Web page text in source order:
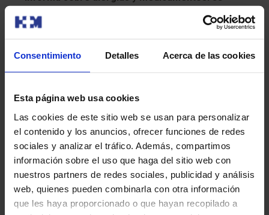
Consentimiento Detalles Acerca de las cookies
Esta página web usa cookies
Las cookies de este sitio web se usan para personalizar
el contenido y los anuncios, ofrecer funciones de redes
sociales y analizar el tráfico. Además, compartimos
información sobre el uso que haga del sitio web con
nuestros partners de redes sociales, publicidad y análisis
web, quienes pueden combinarla con otra información
que les haya proporcionado o que hayan recopilado a
cualquier alergia que tengas y sobre todos los
medicamentos que estás tomando, incluyendo los de
venta libre y los suplementos.
lleve a casa después del procedimiento, ya que no
podrás conducir ni operar maquinaria pesada durante
al menos 24 horas debido a la sedación o la anestesia.
Sigue las instrucciones postoperatorias:
cuidadosamente todas las indicaciones
postoperatorias proporcionadas por tu médico o el
personal del hospital.